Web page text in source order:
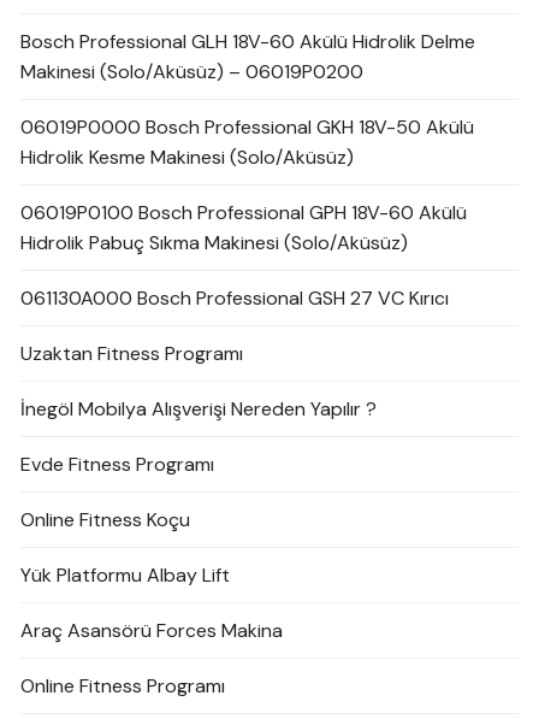
Bosch Professional GLH 18V-60 Akülü Hidrolik Delme
Makinesi (Solo/Aküsüz) – 06019P0200
06019P0000 Bosch Professional GKH 18V-50 Akülü
Hidrolik Kesme Makinesi (Solo/Aküsüz)
06019P0100 Bosch Professional GPH 18V-60 Akülü
Hidrolik Pabuç Sıkma Makinesi (Solo/Aküsüz)
061130A000 Bosch Professional GSH 27 VC Kırıcı
Uzaktan Fitness Programı
İnegöl Mobilya Alışverişi Nereden Yapılır ?
Evde Fitness Programı
Online Fitness Koçu
Yük Platformu Albay Lift
Araç Asansörü Forces Makina
Online Fitness Programı